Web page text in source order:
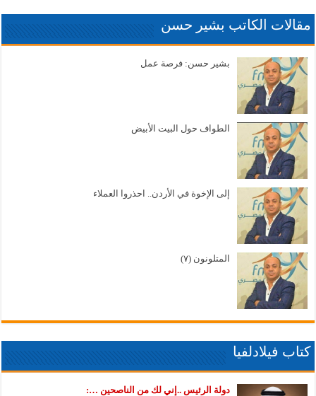
مقالات الكاتب بشير حسن
بشير حسن: فرصة عمل
الطواف حول البيت الأبيض
إلى الإخوة في الأردن.. احذروا العملاء
المتلونون (٧)
كتاب فيلادلفيا
دولة الرئيس ..إني لك من الناصحين …: